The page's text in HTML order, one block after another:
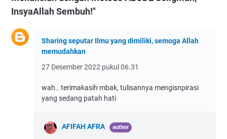
InsyaAllah Sembuh!"
Sharing seputar Ilmu yang dimiliki, semoga Allah
memudahkan
27 Desember 2022 pukul 06.31
wah.. terimakasih mbak, tulisannya mengisnpirasi
yang sedang patah hati
AFIFAH AFRA